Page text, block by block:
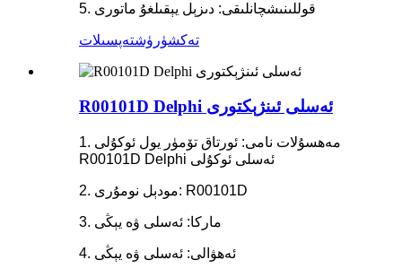
5. قوللىنىشچانلىقى: دىزېل يېقىلغۇ ماتورى
تەكشۈرۈشتەپسىلات
R00101D Delphi ئەسلى ئىنژېكتورى
1. مەھسۇلات نامى: ئورتاق تۆمۈر يول ئوكۇلى
R00101D Delphi ئەسلى ئوكۇلى
2. مودېل نومۇرى: R00101D
3. ماركا: ئەسلى ۋە يېڭى
4. ئەھۋالى: ئەسلى ۋە يېڭى